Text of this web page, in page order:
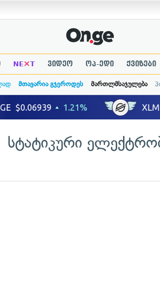
NE×T ვიდეო ოპ-ედი ქვიზები
მთავარია გჯეროდეს მართლმსაჯულება
სტატიკური